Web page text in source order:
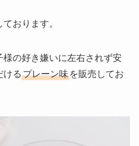
おります。
様の好き嫌いに左右されず安
けるプレーン味を販売してお